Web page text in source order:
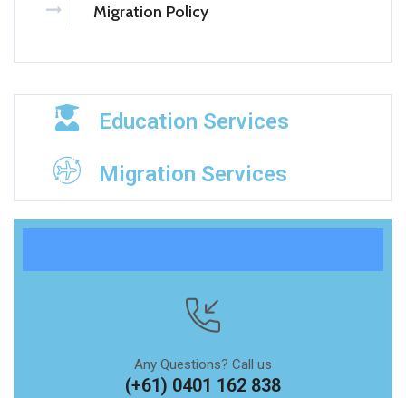
Migration Policy
Education Services
Migration Services
Any Questions? Call us
(+61) 0401 162 838